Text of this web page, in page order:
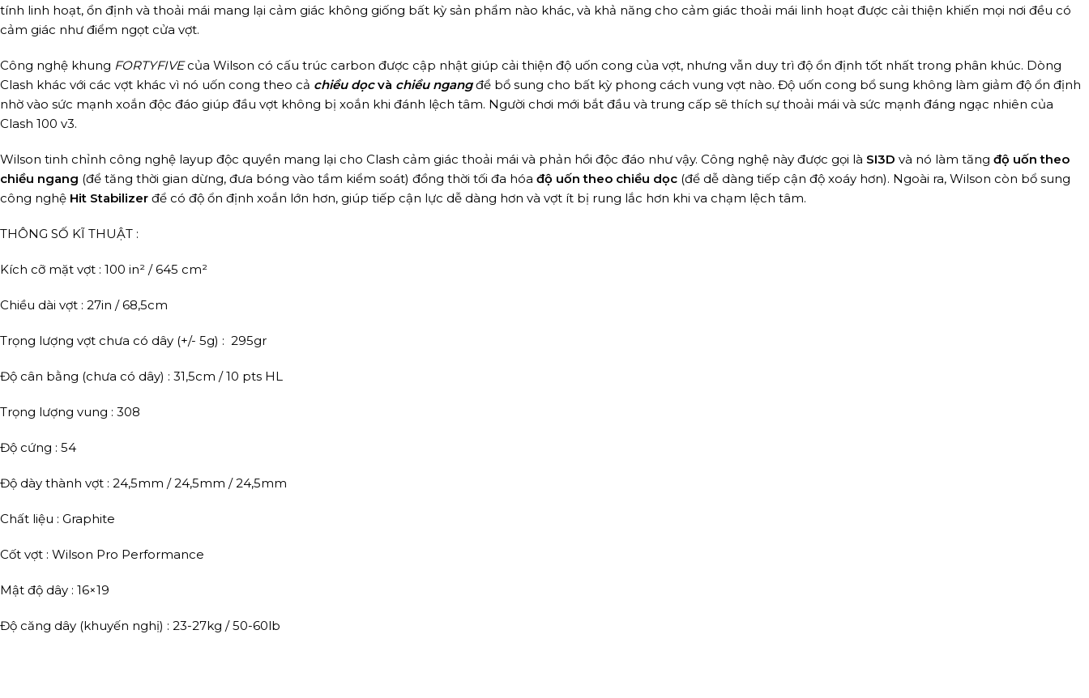
tính linh hoạt, ổn định và thoải mái mang lại cảm giác không giống bất kỳ sản phẩm nào khác, và khả năng cho cảm giác thoải mái linh hoạt được cải thiện khiến mọi nơi đều có
cảm giác như điểm ngọt cửa vợt.
Công nghệ khung FORTYFIVEcủa Wilson có cấu trúc carbon được cập nhật giúp cải thiện độ uốn cong của vợt, nhưng vẫn duy trì độ ổn định tốt nhất trong phân khúc. Dòng
Clash khác với các vợt khác vì nó uốn cong theo cả chiều dọcvà chiều ngangđể bổ sung cho bất kỳ phong cách vung vợt nào. Độ uốn cong bổ sung không làm giảm độ ổn định
nhờ vào sức mạnh xoắn độc đáo giúp đầu vợt không bị xoắn khi đánh lệch tâm. Người chơi mới bắt đầu và trung cấp sẽ thích sự thoải mái và sức mạnh đáng ngạc nhiên của
Clash 100 v3.
Wilson tinh chỉnh công nghệ layup độc quyền mang lại cho Clash cảm giác thoải mái và phản hồi độc đáo như vậy. Công nghệ này được gọi là SI3D và nó làm tăng độ uốn theo
chiều ngang (để tăng thời gian dừng, đưa bóng vào tầm kiểm soát) đồng thời tối đa hóa độ uốn theo chiều dọc (để dễ dàng tiếp cận độ xoáy hơn). Ngoài ra, Wilson còn bổ sung
công nghệ Hit Stabilizer để có độ ổn định xoắn lớn hơn, giúp tiếp cận lực dễ dàng hơn và vợt ít bị rung lắc hơn khi va chạm lệch tâm.
THÔNG SỐ KĨ THUẬT :
Kích cỡ mặt vợt : 100 in² / 645 cm²
Chiều dài vợt : 27in / 68,5cm
Trọng lượng vợt chưa có dây (+/- 5g) : 295gr
Độ cân bằng (chưa có dây) : 31,5cm / 10 pts HL
Trọng lượng vung : 308
Độ cứng : 54
Độ dày thành vợt : 24,5mm / 24,5mm / 24,5mm
Chất liệu : Graphite
Cốt vợt : Wilson Pro Performance
Mật độ dây : 16×19
Độ căng dây (khuyến nghị) : 23-27kg / 50-60lb